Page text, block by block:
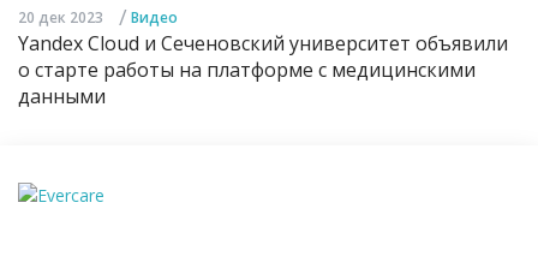
20 дек 2023 / Видео
Yandex Cloud и Сеченовский университет объявили
о старте работы на платформе с медицинскими
данными